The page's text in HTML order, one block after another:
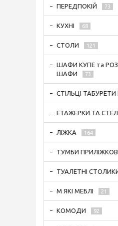
ПЕРЕДПОКІЙ 73
КУХНІ 68
СТОЛИ 121
ШАФИ КУПЕ та
ШАФИ
73
СТІЛЬЦІ
ЕТАЖЕРКИ ТА
ЛІЖКА 164
ТУМБИ
ТУАЛЕТНІ
М ЯКІ МЕБЛІ 21
КОМОДИ 92